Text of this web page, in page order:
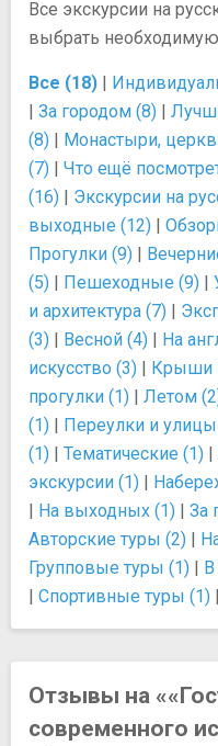
Все экскурсии на
выбрать необходимую
Все (18) |
| За городом (8) |
(8) | Монастыри,
(7) | Что ещё
(16) | Экскурсии на
выходные (12) |
Прогулки (9) |
(5) | Пешеходные (9) |
и архитектура (7) |
(3) | Весной (4) | На
искусство (3) | Крыши
прогулки (1) | Летом
(1) | Переулки и
(1) | Тематические (1) |
экскурсии (1) |
| На выходных (1) | За
Авторские туры (2) |
Групповые туры (1) | В
| Спортивные туры (1) |
Отзывы на
современного